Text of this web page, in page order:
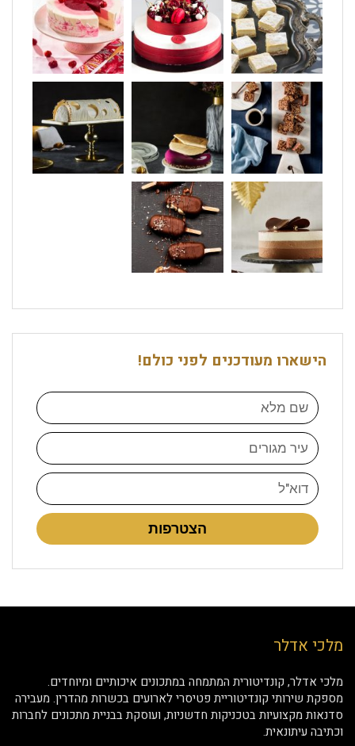
הישארו מעודכנים לפני כולם!
הצטרפות
מלכי אדלר
מלכי אדלר, קונדיטורית המתמחה במתכונים איכותיים ומיוחדים.
מספקת שירותי קונדיטוריית פטיסרי לארועים בכשרות מהדרין. מעבירה
סדנאות מקצועיות בטכניקות חדשניות, ועוסקת בבניית מתכונים לחברות
וכתיבה עיתונאית.